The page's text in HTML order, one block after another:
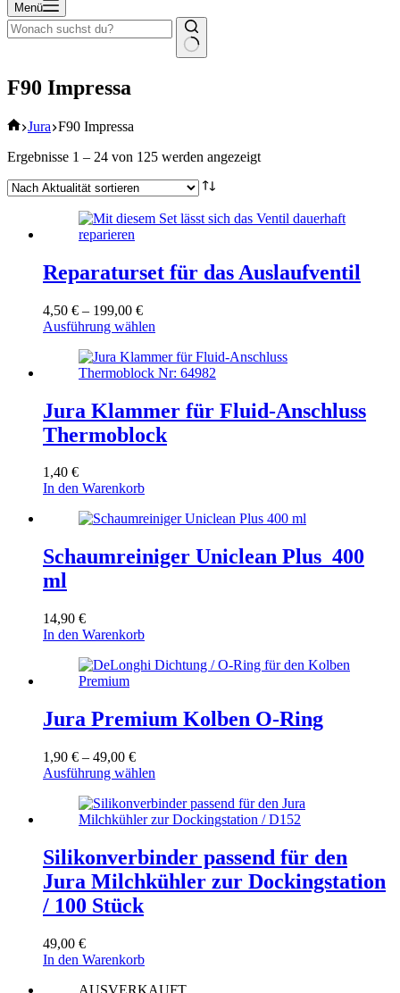
Menü
Ergebnisse
F90 Impressa
Start
Jura F90 Impressa
Ergebnisse 1 – 24 von 125 werden angezeigtNach
Reparaturset für das Auslaufventil
4,50 € – 199,00 €Preisspanne:
4,50 €
199,00 €
Ausführung wählen
weist
mehrere
auf.
Die
Optionen
gewählt
Jura Klammer für Fluid-Anschluss
Thermoblock
1,40 €
In den Warenkorb
Schaumreiniger Uniclean Plus 400
ml
14,90 €
In den Warenkorb
Jura Premium Kolben O-Ring
1,90 € – 49,00 €Preisspanne:
1,90 €
49,00 €
Ausführung wählen
weist
mehrere
auf.
Die
Optionen
Silikonverbinder passend für den
Jura Milchkühler zur Dockingstation
/ 100 Stück
49,00 €
In den Warenkorb
AUSVERKAUFT